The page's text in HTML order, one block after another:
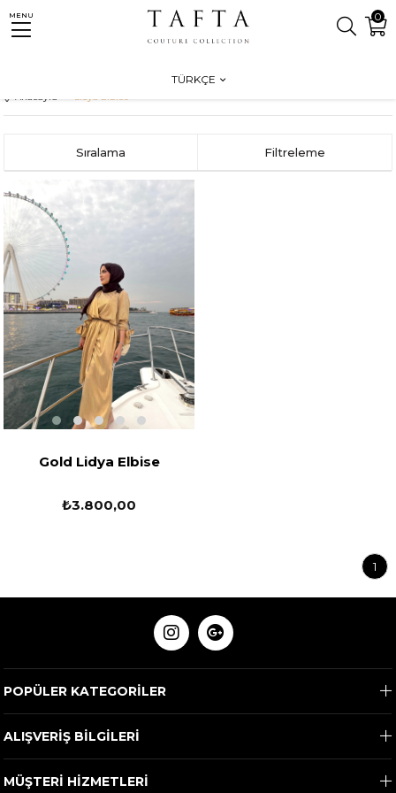
0
MENU
TÜRKÇE
Anasayfa Lidya Elbise
Filtreleme
Sıralama
Gold Lidya Elbise
₺3.800,00
Fırsat
Ürünü
1
POPÜLER KATEGORİLER
ALIŞVERİŞ BİLGİLERİ
MÜŞTERİ HİZMETLERİ